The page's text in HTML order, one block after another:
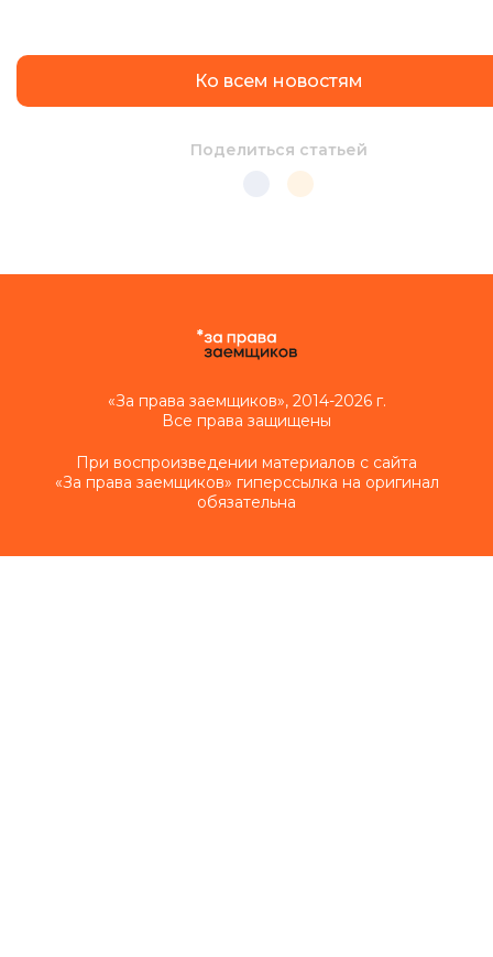
Ко всем новостям
Поделиться статьей
«За права заемщиков», 2014-2026 г.
Все права защищены
При воспроизведении материалов с сайта
«За права заемщиков» гиперссылка на оригинал
обязательна